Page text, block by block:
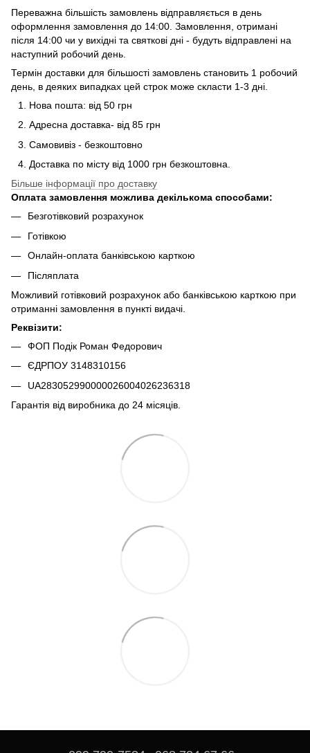
Переважна більшість замовлень відправляється в день
оформлення замовлення до 14:00. Замовлення, отримані
після 14:00 чи у вихідні та святкові дні - будуть відправлені на
наступний робочий день.
Термін доставки для більшості замовлень становить 1 робочий
день, в деяких випадках цей строк може скласти 1-3 дні.
Нова пошта: від 50 грн
Адресна доставка- від 85 грн
Самовивіз - безкоштовно
Доставка по місту від 1000 грн безкоштовна.
Більше інформації про доставку
Оплата замовлення можлива декількома способами:
Безготівковий розрахунок
Готівкою
Онлайн-оплата банківською карткою
Післяплата
Можливий готівковий розрахунок або банківською карткою при
отриманні замовлення в пункті видачі.
Реквізити:
ФОП Подік Роман Федорович
ЄДРПОУ 3148310156
UA283052990000026004026236318
Гарантія від виробника до 24 місяців.